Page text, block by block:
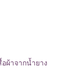
ผ้าจากน้ำยาง